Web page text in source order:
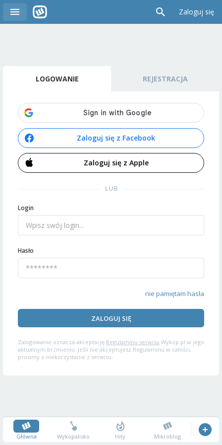
Zaloguj się
LOGOWANIE REJESTRACJA
Zaloguj się z Facebook
Zaloguj się z Apple
LUB
Login
Hasło
nie pamiętam hasła
ZALOGUJ SIĘ
Zalogowanie oznacza akceptację Regulaminu serwisu Wykop.pl w jego
aktualnym brzmieniu. Jeśli nie akceptujesz Regulaminu w całości,
prosimy o niekorzystanie z serwisu.
Główna Wykopalisko Hity Mikroblog